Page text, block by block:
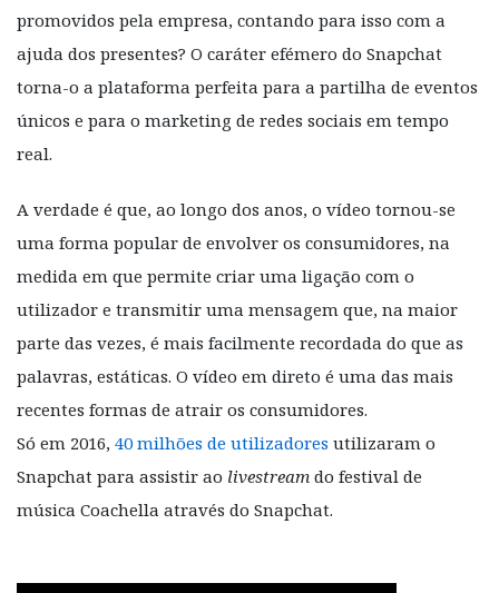
promovidos pela empresa, contando para isso com a
ajuda dos presentes? O caráter efémero do Snapchat
torna-o a plataforma perfeita para a partilha de eventos
únicos e para o marketing de redes sociais em tempo
real.
A verdade é que, ao longo dos anos, o vídeo tornou-se
uma forma popular de envolver os consumidores, na
medida em que permite criar uma ligação com o
utilizador e transmitir uma mensagem que, na maior
parte das vezes, é mais facilmente recordada do que as
palavras, estáticas. O vídeo em direto é uma das mais
recentes formas de atrair os consumidores.
Só em 2016, 40 milhões de utilizadores utilizaram o
Snapchat para assistir ao livestream do festival de
música Coachella através do Snapchat.